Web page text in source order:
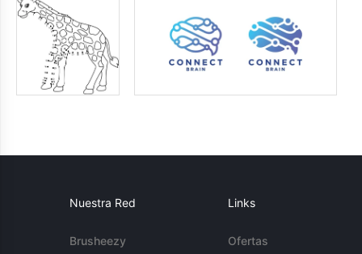
Nuestra Red
Brusheezy
Links
Ofertas